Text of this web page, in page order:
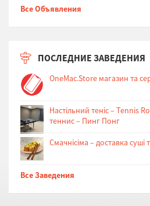
Все Объявления
ПОСЛЕДНИЕ ЗАВЕДЕНИЯ
OneMac.Store магазин та
Настільний теніс – Tennis
теннис – Пинг Понг
Cмачнісіма – доставка
Все Заведения